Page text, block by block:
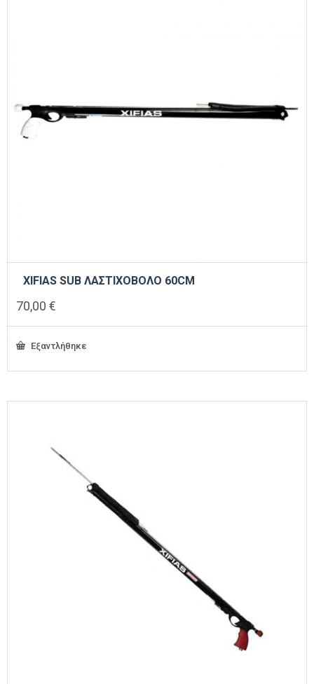
XIFIAS SUB ΛΑΣΤΙΧΟΒΟΛΟ 60CM
70,00 €
Εξαντλήθηκε